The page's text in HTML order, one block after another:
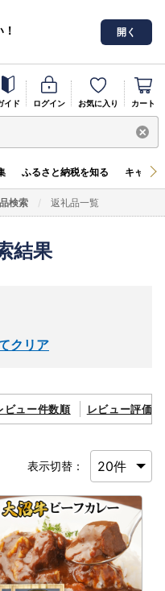
開く
イド ログイン お気に入り カート
ふるさと納税を知る キャン
検索 返礼品一覧
結果
クリア
ビュー件数順 レビュー評価順
表示切替：